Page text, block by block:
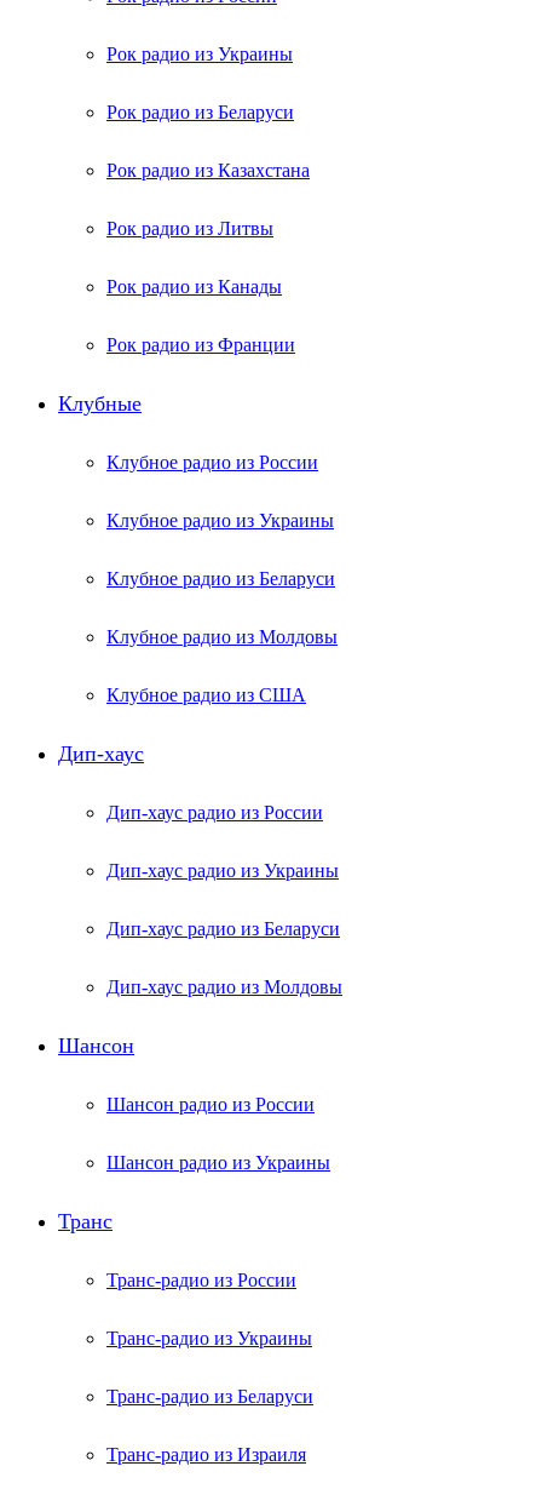
Рок радио из Украины
Рок радио из Беларуси
Рок радио из Казахстана
Рок радио из Литвы
Рок радио из Канады
Рок радио из Франции
Клубные
Клубное радио из России
Клубное радио из Украины
Клубное радио из Беларуси
Клубное радио из Молдовы
Клубное радио из США
Дип-хаус
Дип-хаус радио из России
Дип-хаус радио из Украины
Дип-хаус радио из Беларуси
Дип-хаус радио из Молдовы
Шансон
Шансон радио из России
Шансон радио из Украины
Транс
Транс-радио из России
Транс-радио из Украины
Транс-радио из Беларуси
Транс-радио из Израиля